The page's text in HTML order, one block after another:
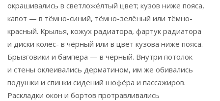
окрашивались в светложёлтый цвет; кузов ниже пояса,
капот — в тёмно-синий, тёмно-зелёный или тёмно-
красный. Крылья, кожух радиатора, фартук радиатора
и диски колес- в чёрный или в цвет кузова ниже пояса.
Брызговики и бампера — в чёрный. Внутри потолок
и стены оклеивались дерматином, им же обивались
подушки и спинки сидений шофёра и пассажиров.
Раскладки окон и бортов протравливались